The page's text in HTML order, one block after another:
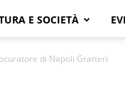
E SOCIETÀ
di Napoli Gratteri